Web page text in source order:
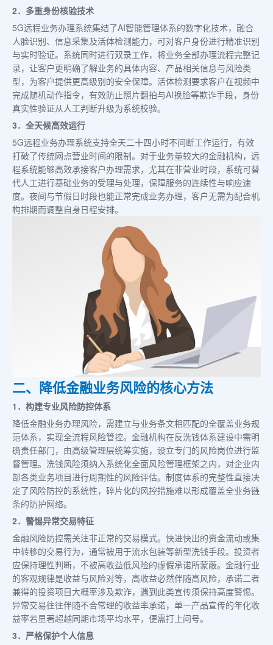
2．多重身份核验技术
5G远程业务办理系统集结了AI智能管理体系的数字化技术，融合
人脸识别、信息采集及活体检测能力，可对客户身份进行精准识别
与实时验证。系统同时进行双录工作，将业务全部办理流程完整记
录，让客户更明确了解业务的具体内容、产品相关信息与风险类
型，为客户提供更高级别的安全保障。活体检测要求客户在视频中
完成随机动作指令，有效防止照片翻拍与AI换脸等欺诈手段，身份
真实性验证从人工判断升级为系统校验。
3．全天候高效运行
5G远程业务办理系统支持全天二十四小时不间断工作运行，有效
打破了传统网点营业时间的限制。对于业务量较大的金融机构，远
程系统能够高效承接客户办理需求，尤其在非营业时段，系统可替
代人工进行基础业务的受理与处理，保障服务的连续性与响应速
度。夜间与节假日时段也能正常完成业务办理，客户无需为配合机
构排期而调整自身日程安排。
二、降低金融业务风险的核心方法
1．构建专业风险防控体系
降低金融业务办理风险，需建立与业务条文相匹配的全覆盖业务规
范体系，实现全流程风险管控。金融机构在反洗钱体系建设中需明
确责任部门，由高级管理层统筹实施，设立专门的风险岗位进行监
督管理。洗钱风险须纳入系统化全面风险管理框架之内，对企业内
部各类业务项目进行周期性的风险评估。制度体系的完整性直接决
定了风险防控的系统性，碎片化的风控措施难以形成覆盖全业务链
条的防护网络。
2．警惕异常交易特征
金融风险防控需关注非正常的交易模式。快进快出的资金流动或集
中转移的交易行为，通常被用于流水包装等新型洗钱手段。投资者
应保持理性判断，不被高收益低风险的虚假承诺所蒙蔽。金融行业
的客观规律是收益与风险对等，高收益必然伴随高风险，承诺二者
兼得的投资项目大概率涉及欺诈，遇到此类宣传须保持高度警惕。
异常交易往往伴随不合常理的收益率承诺，单一产品宣传的年化收
益率若显著超越同期市场平均水平，便需打上问号。
3．严格保护个人信息